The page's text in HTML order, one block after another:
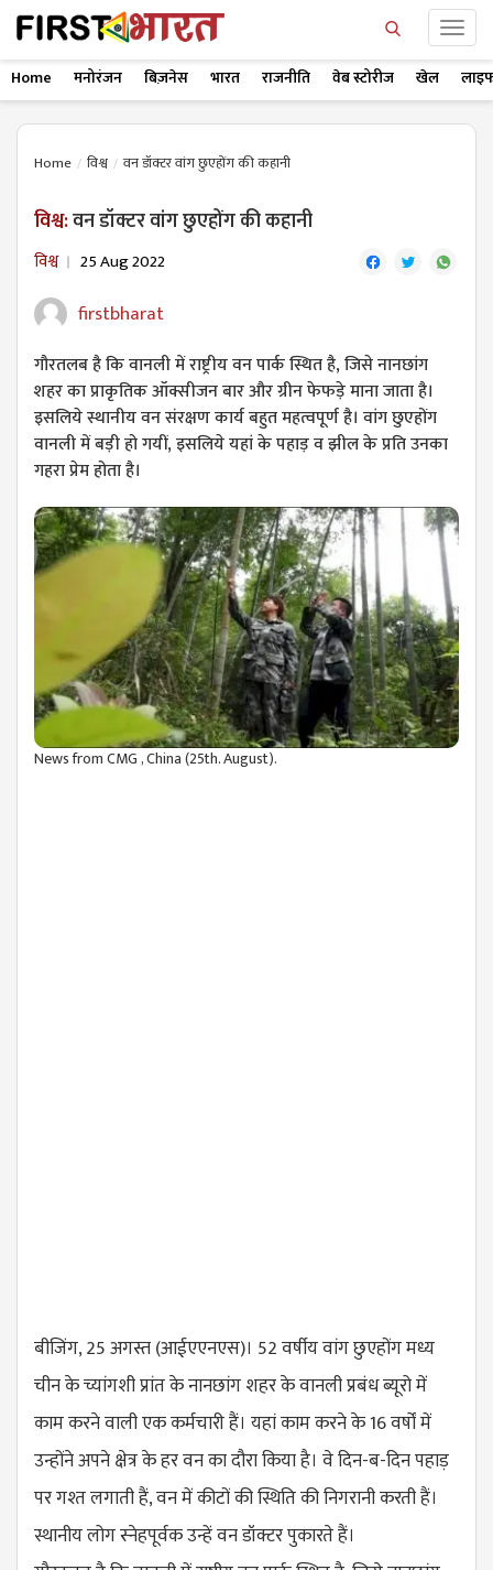
Home मनोरंजन बिज़नेस भारत राजनीति वेब स्टोरीज खेल
Home विश्व वन डॉक्टर वांग छुएहोंग की कहानी
विश्व:वन डॉक्टर वांग छुएहोंग की कहानी
विश्व 25 Aug 2022
firstbharat
गौरतलब है कि वानली में राष्ट्रीय वन पार्क स्थित है, जिसे नानछांग
शहर का प्राकृतिक ऑक्सीजन बार और ग्रीन फेफड़े माना जाता है।
इसलिये स्थानीय वन संरक्षण कार्य बहुत महत्वपूर्ण है। वांग छुएहोंग
वानली में बड़ी हो गयीं, इसलिये यहां के पहाड़ व झील के प्रति उनका
गहरा प्रेम होता है।
News from CMG , China (25th. August).
बीजिंग, 25 अगस्त (आईएएनएस)। 52 वर्षीय वांग छुएहोंग मध्य
चीन के च्यांगशी प्रांत के नानछांग शहर के वानली प्रबंध ब्यूरो में
काम करने वाली एक कर्मचारी हैं। यहां काम करने के 16 वर्षों में
उन्होंने अपने क्षेत्र के हर वन का दौरा किया है। वे दिन-ब-दिन पहाड़
पर गश्त लगाती हैं, वन में कीटों की स्थिति की निगरानी करती हैं।
स्थानीय लोग स्नेहपूर्वक उन्हें वन डॉक्टर पुकारते हैं।